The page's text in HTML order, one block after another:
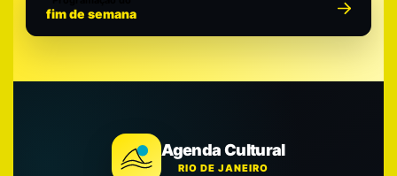
fim de semana
Agenda Cultural
RIO DE JANEIRO